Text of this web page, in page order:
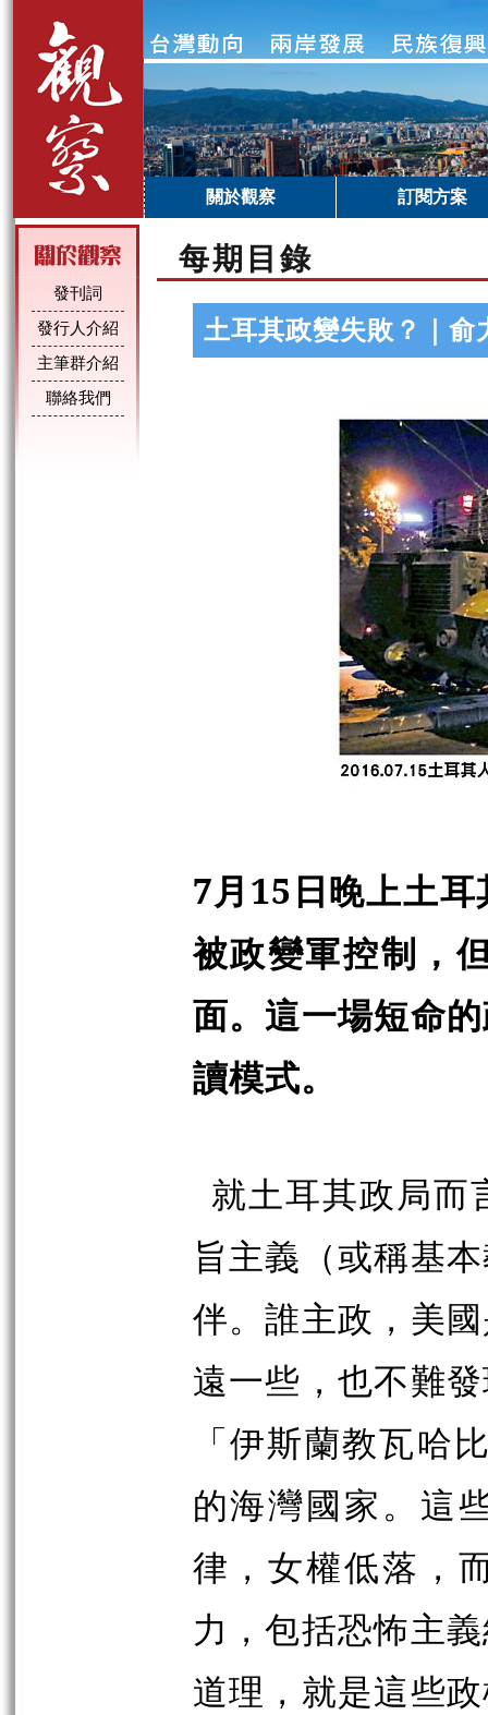
關於觀察 訂閱方案
發刊詞
發行人介紹
主筆群介紹
聯絡我們
每期目錄
土耳其政變失敗？｜俞
7月15日晚上土
被政變軍控制，
面。這一場短命
讀模式。
就土耳其政局而
旨主義 （或稱基
伴。誰主政，美
遠一些，也不難
「伊斯蘭教瓦哈
的海灣國家。這
律，女權低落，
力，包括恐怖主
道理，就是這些